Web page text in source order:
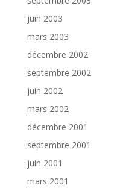
juin 2003
mars 2003
décembre 2002
septembre 2002
juin 2002
mars 2002
décembre 2001
septembre 2001
juin 2001
mars 2001